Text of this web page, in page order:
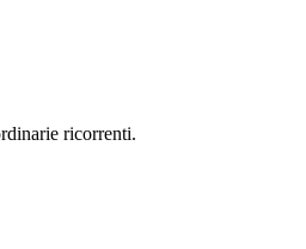
ricorrenti.